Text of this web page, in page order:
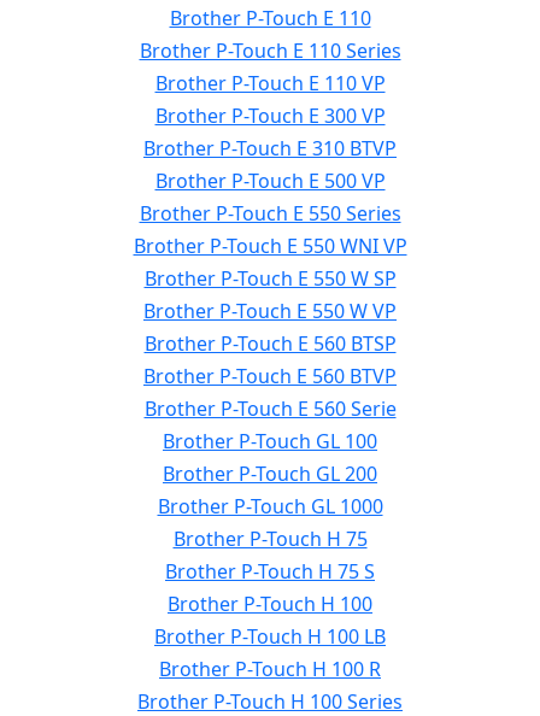
Brother P-Touch E 110
Brother P-Touch E 110 Series
Brother P-Touch E 110 VP
Brother P-Touch E 300 VP
Brother P-Touch E 310 BTVP
Brother P-Touch E 500 VP
Brother P-Touch E 550 Series
Brother P-Touch E 550 WNI VP
Brother P-Touch E 550 W SP
Brother P-Touch E 550 W VP
Brother P-Touch E 560 BTSP
Brother P-Touch E 560 BTVP
Brother P-Touch E 560 Serie
Brother P-Touch GL 100
Brother P-Touch GL 200
Brother P-Touch GL 1000
Brother P-Touch H 75
Brother P-Touch H 75 S
Brother P-Touch H 100
Brother P-Touch H 100 LB
Brother P-Touch H 100 R
Brother P-Touch H 100 Series